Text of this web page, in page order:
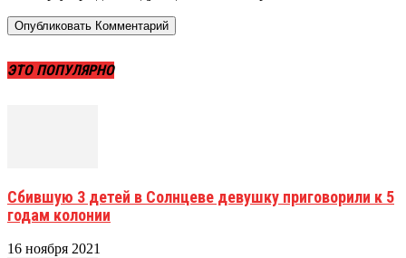
ЭТО ПОПУЛЯРНО
Сбившую 3 детей в Солнцеве девушку приговорили к 5
годам колонии
16 ноября 2021